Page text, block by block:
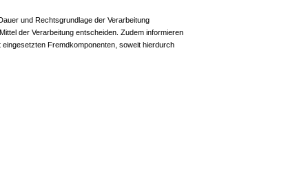
und Rechtsgrundlage der Verarbeitung
der Verarbeitung entscheiden. Zudem informieren
Fremdkomponenten, soweit hierdurch